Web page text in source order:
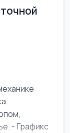
- Графикс